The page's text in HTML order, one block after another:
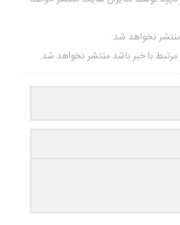
نخواهد شد.
مرتبط با خبر باشد منتشر نخواهد شد.